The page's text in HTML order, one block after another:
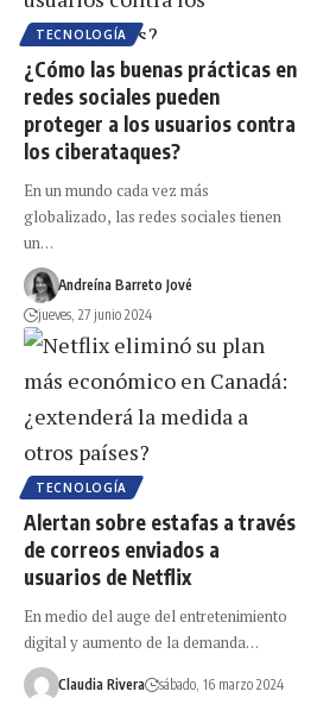
TECNOLOGÍA
¿Cómo las buenas prácticas en
redes sociales pueden
proteger a los usuarios contra
los ciberataques?
En un mundo cada vez más
globalizado, las redes sociales tienen
un…
Andreína Barreto Jové
jueves, 27 junio 2024
TECNOLOGÍA
Alertan sobre estafas a través
de correos enviados a
usuarios de Netflix
En medio del auge del entretenimiento
digital y aumento de la demanda…
Claudia Rivera sábado, 16 marzo 2024